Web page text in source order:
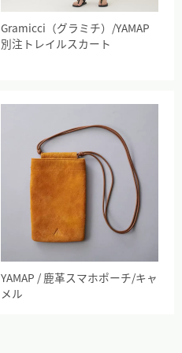
Gramicci（グラミチ）/YAMAP
別注トレイルスカート
YAMAP / 鹿革スマホポーチ/キャ
メル